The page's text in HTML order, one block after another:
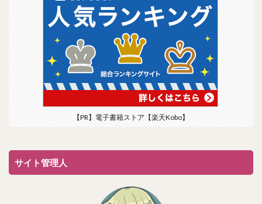
【PR】電子書籍ストア【楽天Kobo】
サイト管理人